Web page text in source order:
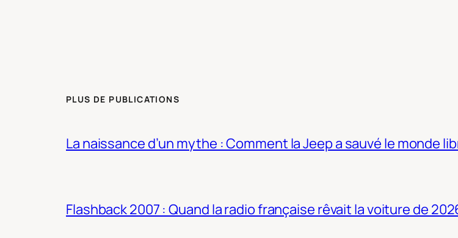
PLUS DE PUBLICATIONS
La naissance d’un mythe : Comment la Jeep a sauvé le monde
Flashback 2007 : Quand la radio française rêvait la voiture de